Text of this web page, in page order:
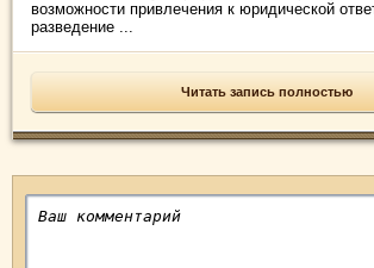
возможности привлечения к юридической
разведение ...
Читать запись полностью